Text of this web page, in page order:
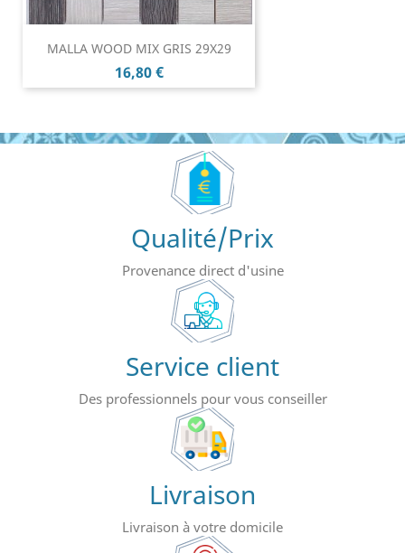
MALLA WOOD MIX GRIS 29X29
Prix
16,80 €
Qualité/Prix
Provenance direct d'usine
Service client
Des professionnels pour vous conseiller
Livraison
Livraison à votre domicile